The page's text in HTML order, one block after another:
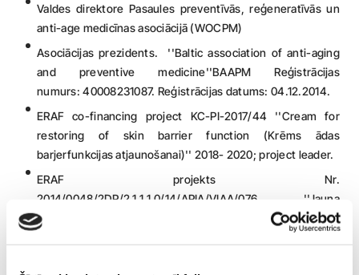
Valdes direktore Pasaules preventīvās, reģeneratīvās un
anti-age medicīnas asociācijā (WOCPM)
Asociācijas prezidents. ''Baltic association of anti-aging
and preventive medicine''BAAPM Reģistrācijas
numurs: 40008231087. Reģistrācijas datums: 04.12.2014.
ERAF co-financing project KC-PI-2017/44 ''Cream for
restoring of skin barrier function (Krēms ādas
barjerfunkcijas atjaunošanai)'' 2018- 2020; project leader.
ERAF projekts Nr.
2014/0048/2DP/2.1.1.1.0/14/APIA/VIAA/076 ''Jauna
dermokosmētikas līdzekļa izstrāde pacientiem ar
metabolo sindromu ādas barjerfunkcijas atjaunošanai''